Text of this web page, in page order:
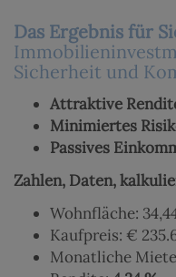
Das Ergebnis für
Sicherheit und
Attraktive
Minimiertes
Passives
Zahlen, Daten,
Wohnfläche:
Kaufpreis: €
Monatliche